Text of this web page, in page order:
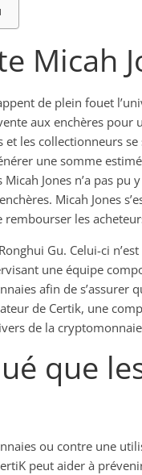
Micah
de plein fouet
aux enchères pour
et les collectionneurs se
une somme
Jones n’a pas pu
Micah Jones
rembourser les
Gu. Celui-ci n’est
une équipe
afin de s’assurer
de Certik, une
de la
que
ou contre une
peut aider à